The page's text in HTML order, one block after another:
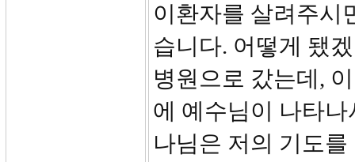
이환자를 살려주시
습니다. 어떻게 됐
병원으로 갔는데,
에 예수님이 나타
나님은 저의 기도